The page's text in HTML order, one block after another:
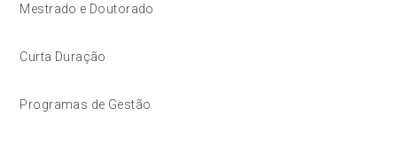
Mestrado e Doutorado
Curta Duração
Programas de Gestão